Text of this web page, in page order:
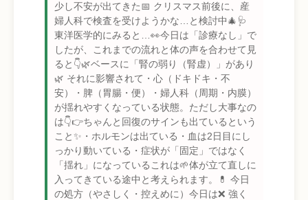
少し不安が出てきた📅 クリスマス前後に、産
婦人科で検査を受けようかな…と検討中🎄🩺
東洋医学的にみると…👀今日は「診療なし」で
したが、これまでの流れと体の声を合わせて見
ると👇🌿ベースに「腎の弱り（腎虚）」があり
🌿 それに影響されて・心（ドキドキ・不
安）・脾（胃腸・便）・婦人科（周期・内膜）
が揺れやすくなっている状態。ただし大事なの
は👇👉ちゃんと回復のサインも出ているという
こと✨・ホルモンは出ている・血は2日目にし
っかり動いている・症状が「固定」ではなく
「揺れ」になっているこれは🌱体が立て直しに
入ってきている途中と考えられます。💊 今日
の処方（やさしく・控えめに）今日は❌ 強く